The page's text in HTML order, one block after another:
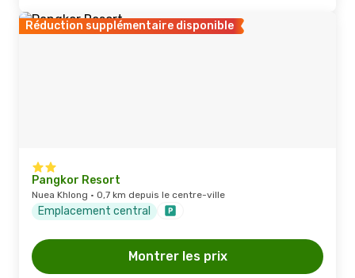
Réduction supplémentaire disponible
Pangkor Resort
Nuea Khlong · 0,7 km depuis le centre-ville
Emplacement central
Montrer les prix